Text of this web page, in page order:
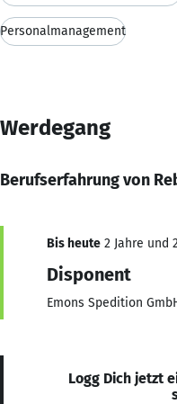
Personalmanagement
Werdegang
Berufserfahrung von
Bis heute 2 Jahre und
Disponent
Emons Spedition
Logg Dich jetzt